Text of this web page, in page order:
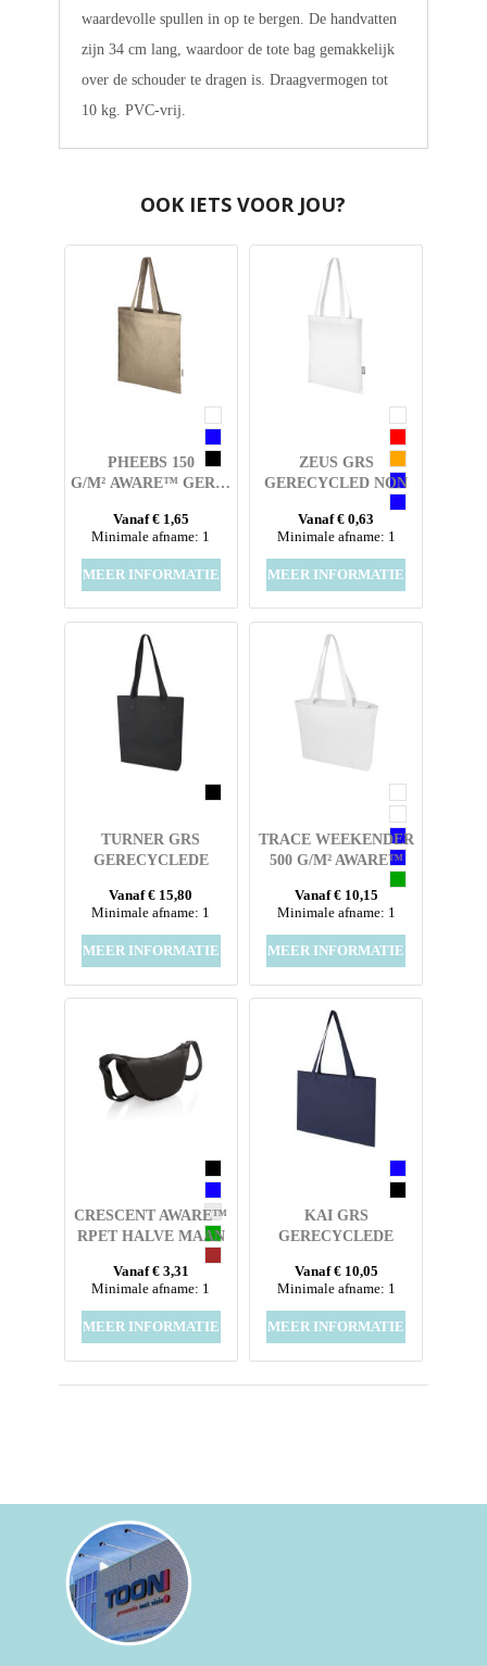
waardevolle spullen in op te bergen. De handvatten
zijn 34 cm lang, waardoor de tote bag gemakkelijk
over de schouder te dragen is. Draagvermogen tot
10 kg. PVC-vrij.
OOK IETS VOOR JOU?
PHEEBS 150
G/M² AWARE™ GERECYCLEDE
Vanaf € 1,65
Minimale afname: 1
MEER INFORMATIE
ZEUS GRS
GERECYCLED NON
CONFERENTIEDRAAGTAS
6 L
Vanaf € 0,63
Minimale afname: 1
MEER INFORMATIE
TURNER GRS
GERECYCLEDE
Vanaf € 15,80
Minimale afname: 1
MEER INFORMATIE
TRACE WEEKENDER
500 G/M² AWARE™
DRAAGTAS
Vanaf € 10,15
Minimale afname: 1
MEER INFORMATIE
CRESCENT AWARE™
RPET HALVE MAAN
Vanaf € 3,31
Minimale afname: 1
MEER INFORMATIE
KAI GRS
GERECYCLEDE
DRAAGTAS
Vanaf € 10,05
Minimale afname: 1
MEER INFORMATIE